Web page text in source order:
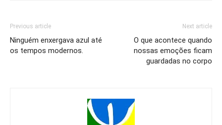
Previous article
Ninguém enxergava azul até
os tempos modernos.
Next article
O que acontece quando
nossas emoções ficam
guardadas no corpo